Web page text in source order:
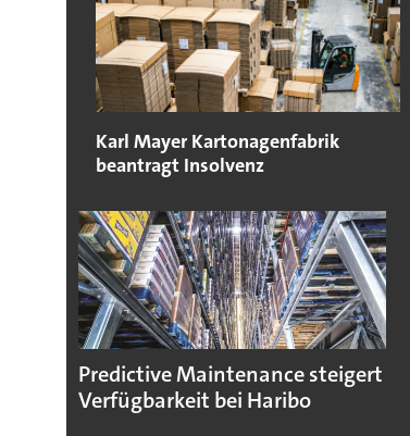
Karl Mayer Kartonagenfabrik
beantragt Insolvenz
Predictive Maintenance steigert
Verfügbarkeit bei Haribo